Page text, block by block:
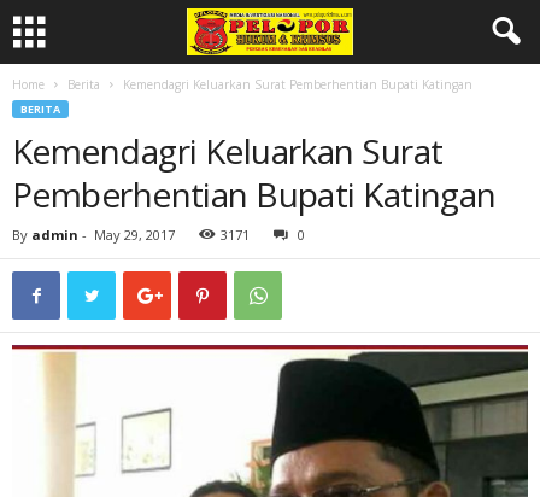
Home Berita Kemendagri Keluarkan Surat Pemberhentian Bupati Katingan
BERITA
Kemendagri Keluarkan Surat
Pemberhentian Bupati Katingan
By admin - May 29, 2017 3171 0